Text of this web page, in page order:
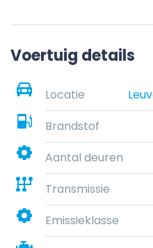
Voertuig details
Locatie
Brandstof
Aantal deuren
Transmissie
Emissieklasse